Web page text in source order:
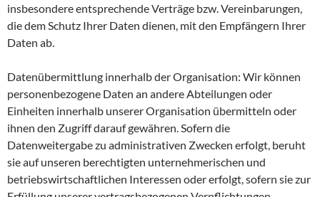
insbesondere entsprechende Verträge bzw. Vereinbarungen,
die dem Schutz Ihrer Daten dienen, mit den Empfängern Ihrer
Daten ab.
Datenübermittlung innerhalb der Organisation: Wir können
personenbezogene Daten an andere Abteilungen oder
Einheiten innerhalb unserer Organisation übermitteln oder
ihnen den Zugriff darauf gewähren. Sofern die
Datenweitergabe zu administrativen Zwecken erfolgt, beruht
sie auf unseren berechtigten unternehmerischen und
betriebswirtschaftlichen Interessen oder erfolgt, sofern sie zur